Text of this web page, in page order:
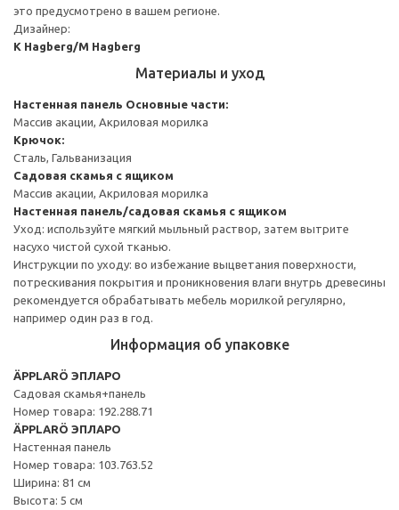
это предусмотрено в вашем регионе.
Дизайнер:
K Hagberg/M Hagberg
Материалы и уход
Настенная панель Основные части:
Массив акации, Акриловая морилка
Крючок:
Сталь, Гальванизация
Садовая скамья с ящиком
Массив акации, Акриловая морилка
Настенная панель/садовая скамья с ящиком
Уход: используйте мягкий мыльный раствор, затем вытрите
насухо чистой сухой тканью.
Инструкции по уходу: во избежание выцветания поверхности,
потрескивания покрытия и проникновения влаги внутрь древесины
рекомендуется обрабатывать мебель морилкой регулярно,
например один раз в год.
Информация об упаковке
ÄPPLARÖ ЭПЛАРО
Садовая скамья+панель
Номер товара: 192.288.71
ÄPPLARÖ ЭПЛАРО
Настенная панель
Номер товара: 103.763.52
Ширина: 81 см
Высота: 5 см